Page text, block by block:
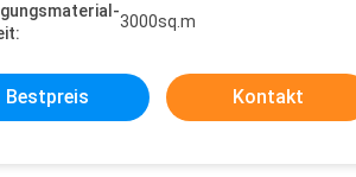
3000sq.m
Bestpreis Kontakt